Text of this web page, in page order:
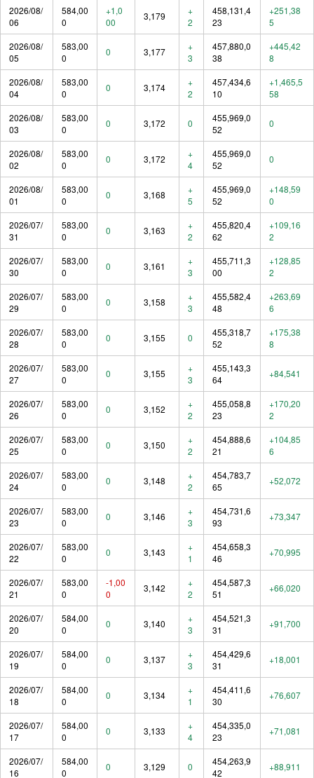
2026/08/
06
584,00
0
+1,0
00
3,179
+
2
458,131,4
23
+251,38
5
2026/08/
05
583,00
0
0 3,177
+
3
457,880,0
38
+445,42
8
2026/08/
04
583,00
0
0 3,174
+
2
457,434,6
10
+1,465,5
58
2026/08/
03
583,00
0
0 3,172 0
455,969,0
52
0
2026/08/
02
583,00
0
0 3,172
+
4
455,969,0
52
0
2026/08/
01
583,00
0
0 3,168
+
5
455,969,0
52
+148,59
0
2026/07/
31
583,00
0
0 3,163
+
2
455,820,4
62
+109,16
2
2026/07/
30
583,00
0
0 3,161
+
3
455,711,3
00
+128,85
2
2026/07/
29
583,00
0
0 3,158
+
3
455,582,4
48
+263,69
6
2026/07/
28
583,00
0
0 3,155 0
455,318,7
52
+175,38
8
2026/07/
27
583,00
0
0 3,155
+
3
455,143,3
64
+84,541
2026/07/
26
583,00
0
0 3,152
+
2
455,058,8
23
+170,20
2
2026/07/
25
583,00
0
0 3,150
+
2
454,888,6
21
+104,85
6
2026/07/
24
583,00
0
0 3,148
+
2
454,783,7
65
+52,072
2026/07/
23
583,00
0
0 3,146
+
3
454,731,6
93
+73,347
2026/07/
22
583,00
0
0 3,143
+
1
454,658,3
46
+70,995
2026/07/
21
583,00
0
-1,00
0
3,142
+
2
454,587,3
51
+66,020
2026/07/
20
584,00
0
0 3,140
+
3
454,521,3
31
+91,700
2026/07/
19
584,00
0
0 3,137
+
3
454,429,6
31
+18,001
2026/07/
18
584,00
0
0 3,134
+
1
454,411,6
30
+76,607
2026/07/
17
584,00
0
0 3,133
+
4
454,335,0
23
+71,081
2026/07/
16
584,00
0
0 3,129 0
454,263,9
42
+88,911